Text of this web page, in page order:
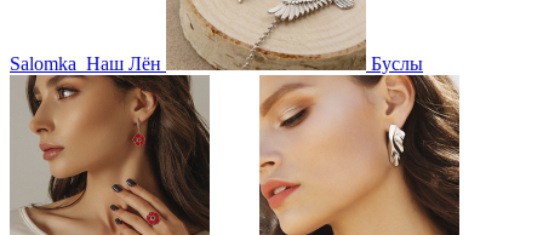
Salomka Наш Лён Буслы